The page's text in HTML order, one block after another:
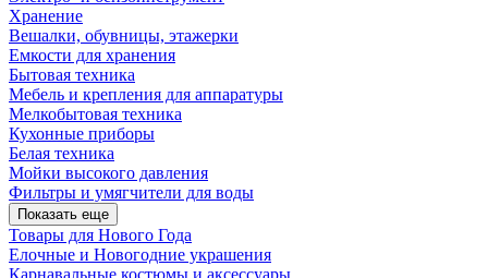
Хранение
Вешалки, обувницы, этажерки
Емкости для хранения
Бытовая техника
Мебель и крепления для аппаратуры
Мелкобытовая техника
Кухонные приборы
Белая техника
Мойки высокого давления
Фильтры и умягчители для воды
Показать еще
Товары для Нового Года
Елочные и Новогодние украшения
Карнавальные костюмы и аксессуары